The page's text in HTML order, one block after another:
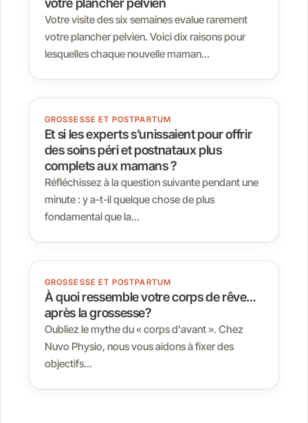
Votre visite des six semaines evalue rarement
votre plancher pelvien. Voici dix raisons pour
lesquelles chaque nouvelle maman…
GROSSESSE ET POSTPARTUM
Et si les experts s’unissaient pour offrir
des soins péri et postnataux plus
complets aux mamans ?
Réfléchissez à la question suivante pendant une
minute : y a-t-il quelque chose de plus
fondamental que la…
GROSSESSE ET POSTPARTUM
À quoi ressemble votre corps de rêve…
après la grossesse?
Oubliez le mythe du « corps d'avant ». Chez
Nuvo Physio, nous vous aidons à fixer des
objectifs…